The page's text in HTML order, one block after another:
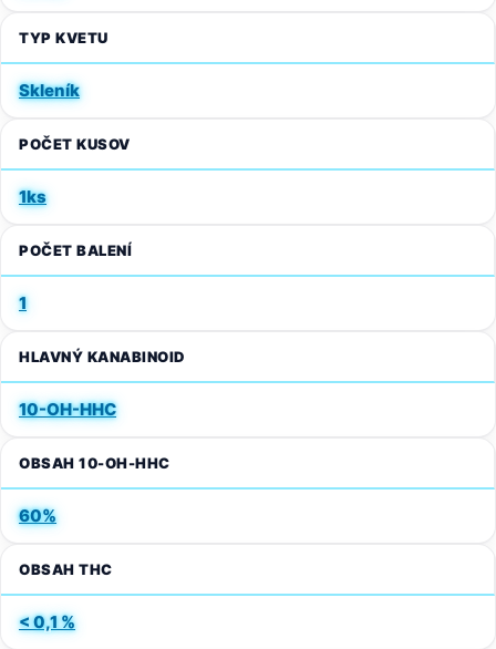
TYP KVETU
Skleník
POČET KUSOV
1ks
POČET BALENÍ
1
HLAVNÝ KANABINOID
10-OH-HHC
OBSAH 10-OH-HHC
60%
OBSAH THC
< 0,1 %